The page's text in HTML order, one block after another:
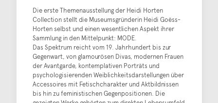
Die erste Themenausstellung der Heidi Horten
Collection stellt die Museumsgründerin Heidi Goëss-
Horten selbst und einen wesentlichen Aspekt ihrer
Sammlung in den Mittelpunkt: MODE.
Das Spektrum reicht vom 19. Jahrhundert bis zur
Gegenwart, von glamourösen Divas, modernen Frauen
der Avantgarde, kontemplativen Porträts und
psychologisierenden Weiblichkeitsdarstellungen über
Accessoires mit Fetischcharakter und Aktbildnissen
bis hin zu feministischen Gegenpositionen. Die